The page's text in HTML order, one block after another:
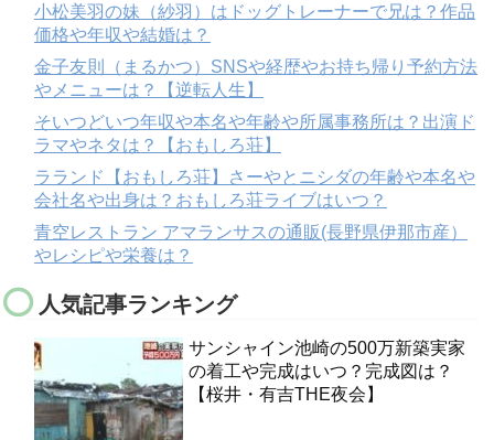
小松美羽の妹（紗羽）はドッグトレーナーで兄は？作品
価格や年収や結婚は？
金子友則（まるかつ）SNSや経歴やお持ち帰り予約方法
やメニューは？【逆転人生】
そいつどいつ年収や本名や年齢や所属事務所は？出演ド
ラマやネタは？【おもしろ荘】
ラランド【おもしろ荘】さーやとニシダの年齢や本名や
会社名や出身は？おもしろ荘ライブはいつ？
青空レストラン アマランサスの通販(長野県伊那市産）
やレシピや栄養は？
人気記事ランキング
サンシャイン池崎の500万新築実家
の着工や完成はいつ？完成図は？
【桜井・有吉THE夜会】